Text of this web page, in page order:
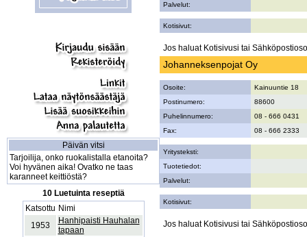
Päivän vitsi
Tarjoilija, onko ruokalistalla etanoita?
Voi hyvänen aika! Ovatko ne taas
karanneet keittiöstä?
10 Luetuinta reseptiä
Katsottu Nimi
1953
Hanhipaisti Hauhalan
tapaan
Palvelut:
Kotisivut:
Jos haluat Kotisivusi tai
Johanneksenpojat Oy
Osoite:
Kainuuntie 18
Postinumero:
88600
Puhelinnumero:
08 - 666 0431
Fax:
08 - 666 2333
Yritysteksti:
Tuotetiedot:
Palvelut:
Kotisivut:
Jos haluat Kotisivusi tai